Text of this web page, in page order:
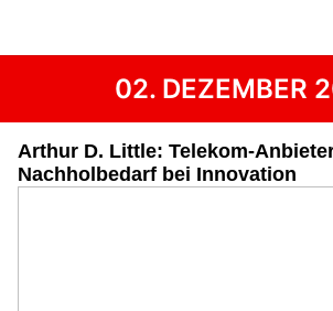
02. DEZEMBER
Arthur D. Little: Telekom-
Nachholbedarf bei Innovation